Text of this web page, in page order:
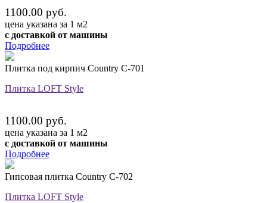
1100.00 руб.
цена указана за 1 м2
с доставкой от машины
Подробнее
Плитка под кирпич Country C-701
Плитка LOFT Style
1100.00 руб.
цена указана за 1 м2
с доставкой от машины
Подробнее
Гипсовая плитка Country C-702
Плитка LOFT Style